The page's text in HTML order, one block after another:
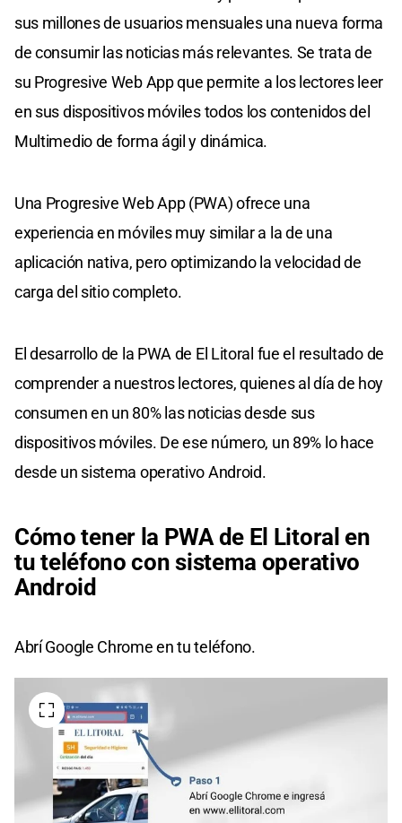
sus millones de usuarios mensuales una nueva forma
de consumir las noticias más relevantes. Se trata de
su Progresive Web App que permite a los lectores leer
en sus dispositivos móviles todos los contenidos del
Multimedio de forma ágil y dinámica.
Una Progresive Web App (PWA) ofrece una
experiencia en móviles muy similar a la de una
aplicación nativa, pero optimizando la velocidad de
carga del sitio completo.
El desarrollo de la PWA de El Litoral fue el resultado de
comprender a nuestros lectores, quienes al día de hoy
consumen en un 80% las noticias desde sus
dispositivos móviles. De ese número, un 89% lo hace
desde un sistema operativo Android.
Cómo tener la PWA de El Litoral en
tu teléfono con sistema operativo
Android
Abrí Google Chrome en tu teléfono.